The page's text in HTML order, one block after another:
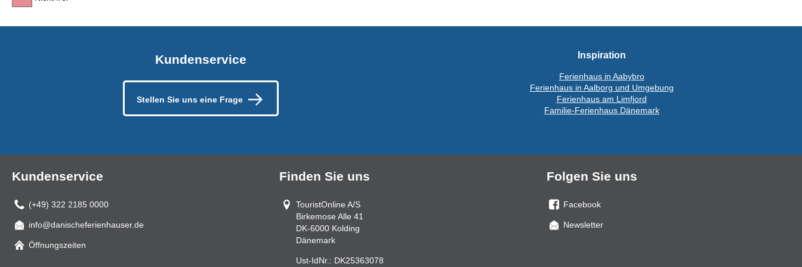
Kundenservice
Stellen Sie uns eine Frage
Inspiration
Ferienhaus in Aabybro
Ferienhaus in Aalborg und Umgebung
Ferienhaus am Limfjord
Familie-Ferienhaus Dänemark
Kundenservice
(+49) 322 2185 0000
Mail
info@danischeferienhauser.de
Öffnungszeiten
Finden Sie uns
TouristOnline A/S
Birkemose Alle 41
DK-6000 Kolding
Dänemark
Ust-IdNr.: DK25363078
Folgen Sie uns
Sie
uns
Facebook
Newsletter